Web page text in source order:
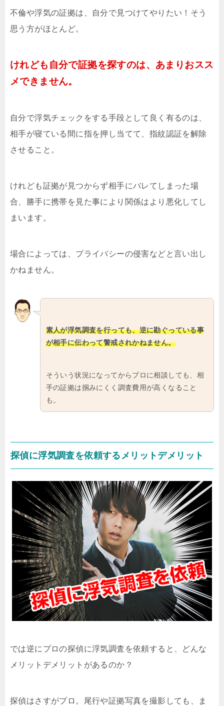
不倫や浮気の証拠は、自分で見つけてやりたい！そう
思う方がほとんど。
けれども自分で証拠を探すのは、あまりおスス
メできません。
自分で浮気チェックをする手段として良く有るのは、
相手が寝ている間に指を押し当てて、指紋認証を解除
させること。
けれども証拠が見つからず相手にバレてしまった場
合、勝手に携帯を見た事により関係はより悪化してし
まいます。
場合によっては、プライバシーの侵害などと言い出し
かねません。
素人が浮気調査を行っても、逆に勘ぐっている事
が相手に伝わって警戒されかねません。
そういう状況になってからプロに相談しても、相
手の証拠は掴みにくく調査費用が高くなること
も。
探偵に浮気調査を依頼するメリットデメリット
では逆にプロの探偵に浮気調査を依頼すると、どんな
メリットデメリットがあるのか？
探偵はさすがプロ。尾行や証拠写真を撮影しても、ま